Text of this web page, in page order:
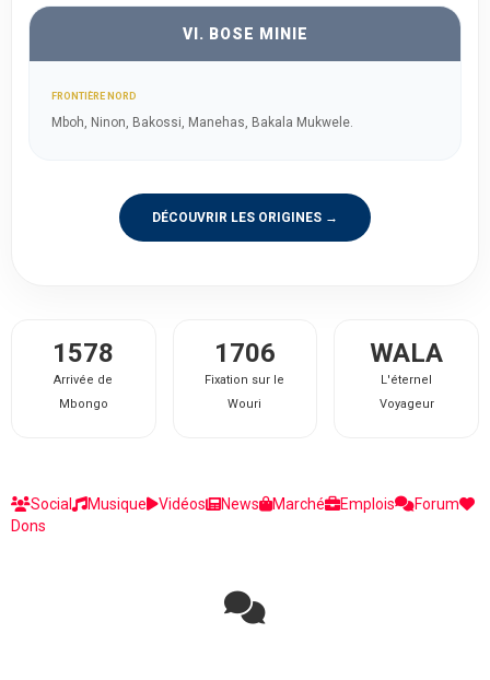
VI. BOSE MINIE
FRONTIÈRE NORD
Mboh, Ninon, Bakossi, Manehas, Bakala Mukwele.
DÉCOUVRIR LES ORIGINES →
1578
Arrivée de
Mbongo
1706
Fixation sur le
Wouri
WALA
L'éternel
Voyageur
Social Musique Vidéos News Marché Emplois
Forum
Dons